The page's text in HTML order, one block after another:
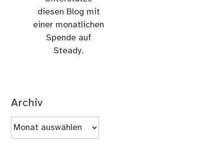
diesen Blog mit
einer monatlichen
Spende auf
Steady.
Archiv
Archiv